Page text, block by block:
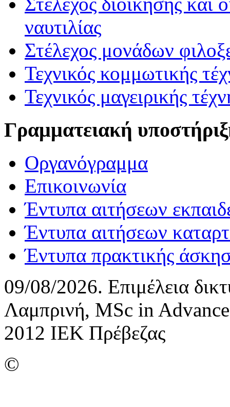
ναυτιλίας
Στέλεχος μονάδων
Τεχνικός κομμωτικής
Τεχνικός μαγειρικής
Γραμματειακή
Οργανόγραμμα
Επικοινωνία
Έντυπα αιτήσεων
Έντυπα αιτήσεων
Έντυπα πρακτικής
09/08/2026. Επιμέλεια
Λαμπρινή, MSc in
2012 ΙΕΚ Πρέβεζας
©